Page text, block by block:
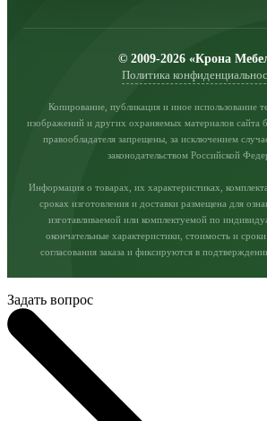
© 2009-2026 «Крона
Политика
Копирование, публикация и иное использование
изображений и других охраняемых материалов сайта
правообладателя запрещены, за исключением
законодательством Российской
Информация о товарах, их характеристиках,
сроках изготовления и доставки размещена для
изготавливаемой или комплектуемой по
окончательные характеристики, стоимость и
согласования заказа и фиксируются в
Задать вопрос